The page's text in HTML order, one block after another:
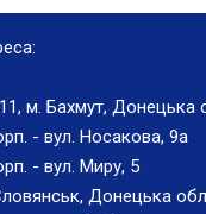
м. Бахмут, Донецька
- вул. Носакова, 9а
- вул. Миру, 5
Донецька